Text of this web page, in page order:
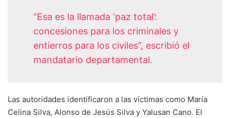
“Esa es la llamada ‘paz total’:
concesiones para los criminales y
entierros para los civiles”, escribió el
mandatario departamental.
Las autoridades identificaron a las víctimas como María
Celina Silva, Alonso de Jesús Silva y Yalusan Cano. El